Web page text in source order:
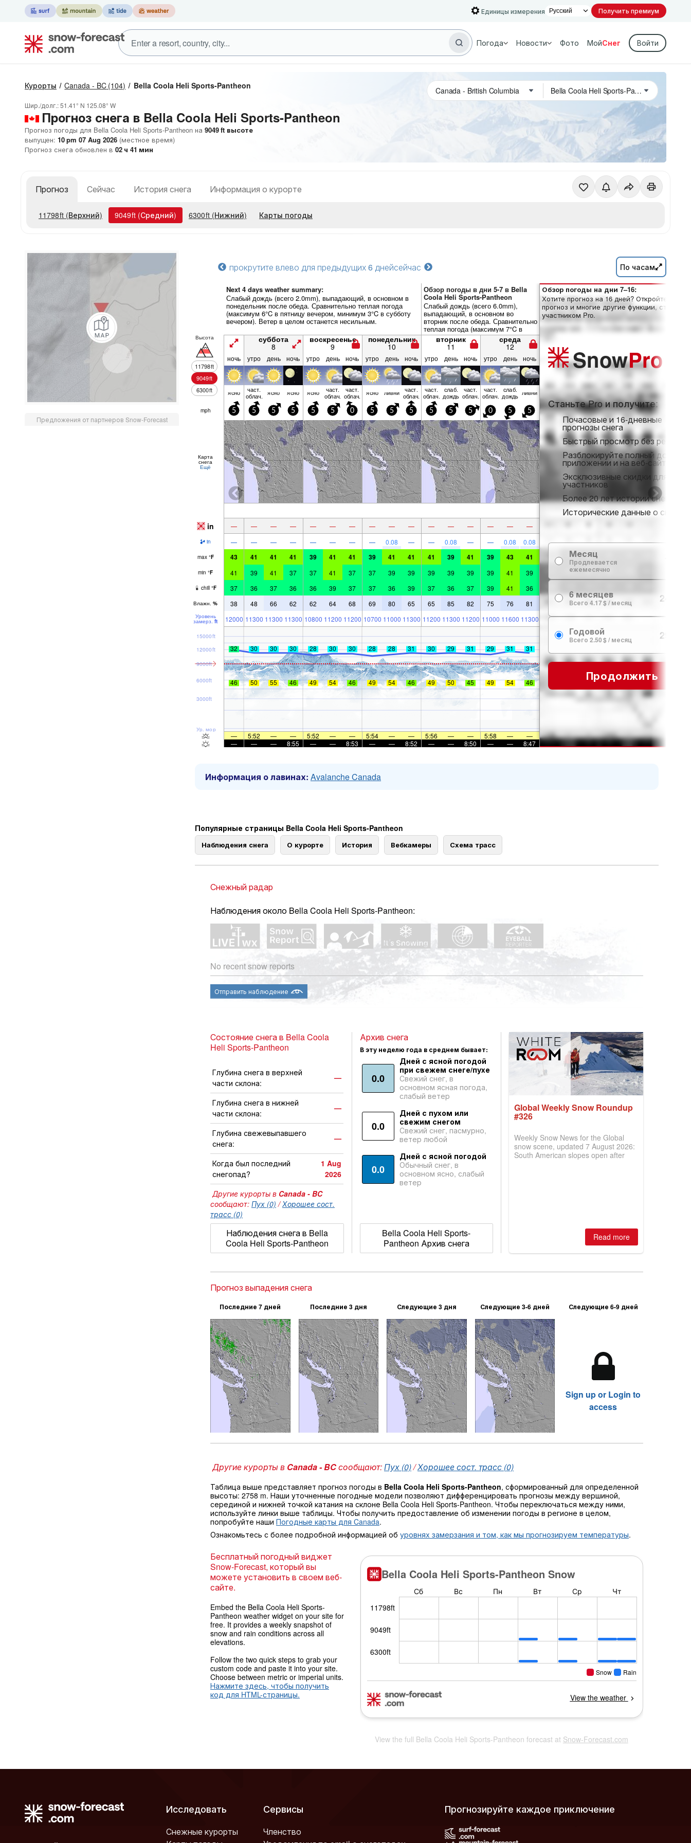
Единицы измерения Получить премиум
Погода Новости Фото МойСнег Войти
Курорты Canada - BC (104) Bella Coola Heli Sports-Pantheon
Шир./долг.:51.41° N 125.08° W
Прогноз снега в Bella Coola Heli Sports-Pantheon
Прогноз погоды для Bella Coola Heli Sports-Pantheon на 9049ft высоте
выпущен: 10 pm 07 Aug 2026 (местное время)
Прогноз снега обновлен в 02 ч 41 мин
Прогноз Сейчас История снега Информация о курорте
11798ft (Верхний) 9049ft (Средний) 6300ft (Нижний) Карты погоды
Предложения от партнеров Snow-Forecast
прокрутите влево для предыдущих 6 днейсейчас По часам
Next 4 days weather summary:
Слабый дождь (всего 2.0mm), выпадающий, в основном в
понедельник после обеда. Сравнительно теплая погода
(максимум 6°C в пятницу вечером, минимум 3°C в субботу
вечером). Ветер в целом останется несильным.
Обзор погоды в дни 5-7 в Bella
Coola Heli Sports-Pantheon
Слабый дождь (всего 6.0mm),
выпадающий, в основном во
вторник после обеда. Сравнительно
теплая погода (максимум 7°C в
четверг после обеда, минимум 4°C
в понедельник вечером). Ветер в
целом останется несильным.
Высота
11798ft
9049ft
6300ft
суббота
8
воскресенье
9
понедельник
10
вторник
11
среда
12
ночь утро день ночь утро день ночь утро день ночь утро день ночь утро день ночь
ясно част.
облач. ясно ясно ясно част.
облач.
част.
облач. ясно ливни част.
облач.
част.
облач.
слаб.
дождь
част.
облач.
част.
облач.
слаб.
дождь ливни
mph 5 5 5 5 5 5 0 5 5 5 5 5 5 0 5 5
Карта
снега
Ещё
in — — — — — — — — — — — — — — — —
in — — — — — — — — 0.08 — — 0.08 — — 0.08 0.08
max °F 43 41 41 41 39 41 41 39 41 41 41 39 41 39 43 41
min °F 41 39 41 37 37 41 37 37 39 39 39 39 39 39 41 39
chill °F 37 36 37 36 36 39 37 37 36 39 37 36 37 39 41 36
Влажн. % 38 48 66 62 62 64 68 69 80 65 65 85 82 75 76 81
Уровень
замерз. ft 12000 11300 11300 11300 10800 11200 11200 10700 11000 11300 11200 11300 11200 11000 11600 11300
Ур. моря
3000ft
6000ft
9000ft
12000ft
15000ft
32 30 30 30 28 30 30 28 28 31 30 29 31 29 31 31
46 50 55 46 49 54 46 49 54 46 49 50 45 49 54 46
— 5:52 — — 5:52 — — 5:54 — — 5:56 — — 5:58 —
—
—
— — 8:55 — — 8:53 — — 8:52 — — 8:50 — — 8:47
Обзор погоды на дни 7–16:
Хотите прогноз на 16 дней? Откройте
прогноз и многие другие функции, став
участником Pro.
SnowPro
Станьте Pro и получите:
Почасовые и 16-дневные
прогнозы снега
Быстрый просмотр без рекламы
Разблокируйте полный доступ
приложении и на веб-сайте
Эксклюзивные скидки для
участников
Более 20 лет истории снега
Исторические данные о снеге
Месяц
Продлевается
ежемесячно
6 месяцев
Всего 4.17 $ / месяц 24.99 $
Годовой
Всего 2.50 $ / месяц 29.99 $
Продолжить
Информация о лавинах: Avalanche Canada
Популярные страницы Bella Coola Heli Sports-Pantheon
Наблюдения снега О курорте История Вебкамеры Схема трасс
Снежный радар
Наблюдения около Bella Coola Heli Sports-Pantheon:
No recent snow reports
Отправить наблюдение
Состояние снега в Bella Coola
Heli Sports-Pantheon
Глубина снега в верхней
части склона:
—
Глубина снега в нижней
части склона:
—
Глубина свежевыпавшего
снега:
—
Когда был последний
снегопад?
1 Aug
2026
Другие курорты в Canada - BC
сообщают: Пух (0) /Хорошее сост.
трасс (0)
Наблюдения снега в Bella
Coola Heli Sports-Pantheon
Архив снега
В эту неделю года в среднем бывает:
0.0
Дней с ясной погодой
при свежем снеге/пухе
Свежий снег, в
основном ясная погода,
слабый ветер
0.0
Дней с пухом или
свежим снегом
Свежий снег, пасмурно,
ветер любой
0.0
Дней с ясной погодой
Обычный снег, в
основном ясно, слабый
ветер
Bella Coola Heli Sports-
Pantheon Архив снега
Global Weekly Snow Roundup
#326
Weekly Snow News for the Global
snow scene, updated 7 August 2026:
South American slopes open after
Read more
Прогноз выпадения снега
Последние 7 дней Последние 3 дня Следующие 3 дня Следующие 3-6 дней Следующие 6-9 дней
Sign up or Login to
access
Другие курорты в Canada - BCсообщают:Пух (0)/Хорошее сост. трасс (0)
Таблица выше представляет прогноз погоды в Bella Coola Heli Sports-Pantheon, сформированный для определенной
высоты: 2758 m. Наши уточненные погодные модели позволяют дифференцировать прогнозы между вершиной,
серединой и нижней точкой катания на склоне Bella Coola Heli Sports-Pantheon. Чтобы переключаться между ними,
используйте линки выше таблицы. Чтобы получить предоставление об изменении погоды в регионе в целом,
попробуйте наши Погодные карты для Canada.
Ознакомьтесь с более подробной информацией об уровнях замерзания и том, как мы прогнозируем температуры.
Бесплатный погодный виджет
Snow-Forecast, который вы
можете установить в своем веб-
сайте.
Embed the Bella Coola Heli Sports-
Pantheon weather widget on your site for
free. It provides a weekly snapshot of
snow and rain conditions across all
elevations.
Follow the two quick steps to grab your
custom code and paste it into your site.
Choose between metric or imperial units.
Нажмите здесь, чтобы получить
код для HTML-страницы.
View the full Bella Coola Heli Sports-Pantheon forecast at Snow-Forecast.com
Исследовать
Снежные курорты
Сервисы
Членство
Прогнозируйте каждое приключение